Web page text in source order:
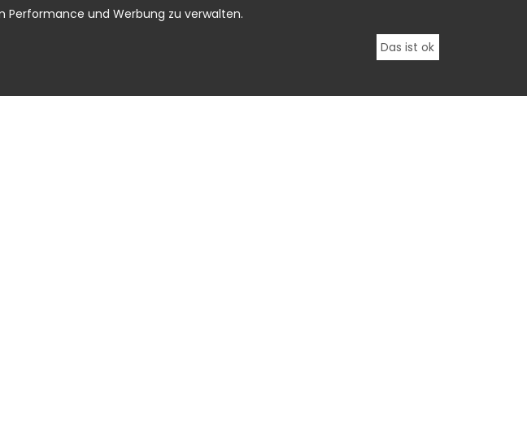
Performance und Werbung zu verwalten.
Das ist ok